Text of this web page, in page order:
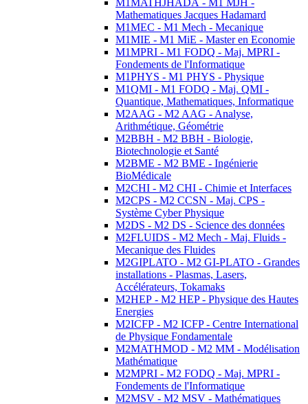
M1MATHJHADA - M1 MJH -
Mathematiques Jacques Hadamard
M1MEC - M1 Mech - Mecanique
M1MIE - M1 MiE - Master en Economie
M1MPRI - M1 FODQ - Maj. MPRI -
Fondements de l'Informatique
M1PHYS - M1 PHYS - Physique
M1QMI - M1 FODQ - Maj. QMI -
Quantique, Mathematiques, Informatique
M2AAG - M2 AAG - Analyse,
Arithmétique, Géométrie
M2BBH - M2 BBH - Biologie,
Biotechnologie et Santé
M2BME - M2 BME - Ingénierie
BioMédicale
M2CHI - M2 CHI - Chimie et Interfaces
M2CPS - M2 CCSN - Maj. CPS -
Système Cyber Physique
M2DS - M2 DS - Science des données
M2FLUIDS - M2 Mech - Maj. Fluids -
Mecanique des Fluides
M2GIPLATO - M2 GI-PLATO - Grandes
installations - Plasmas, Lasers,
Accélérateurs, Tokamaks
M2HEP - M2 HEP - Physique des Hautes
Energies
M2ICFP - M2 ICFP - Centre International
de Physique Fondamentale
M2MATHMOD - M2 MM - Modélisation
Mathématique
M2MPRI - M2 FODQ - Maj. MPRI -
Fondements de l'Informatique
M2MSV - M2 MSV - Mathématiques